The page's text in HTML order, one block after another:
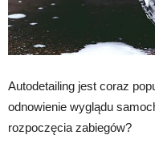
Autodetailing jest coraz
odnowienie wyglądu
rozpoczęcia zabiegów?